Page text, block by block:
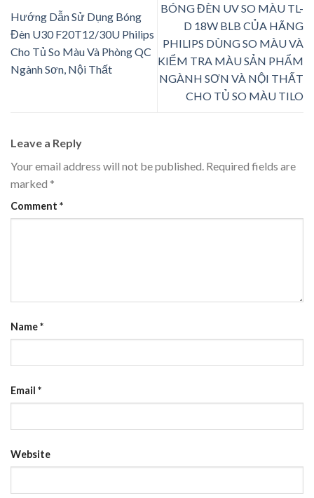
Hướng Dẫn Sử Dụng Bóng
Đèn U30 F20T12/30U Philips
Cho Tủ So Màu Và Phòng QC
Ngành Sơn, Nội Thất
BÓNG ĐÈN UV SO MÀU TL-
D 18W BLB CỦA HÃNG
PHILIPS DÙNG SO MÀU VÀ
KIỂM TRA MÀU SẢN PHẨM
NGÀNH SƠN VÀ NỘI THẤT
CHO TỦ SO MÀU TILO
Leave a Reply
Your email address will not be published. Required fields are
marked *
Comment *
Name*
Email *
Website